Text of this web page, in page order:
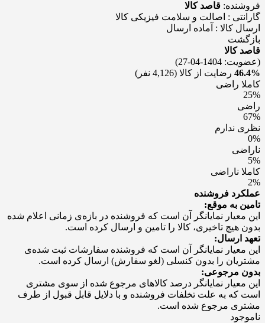
فروشنده: قاصد کالا
گارانتی : اصالت و سلامت فيزيکی کالا
ارسال کالا : آماده ارسال
بازگشت
قاصد کالا
(عضویت: 1404-04-27)
46.4% رضایت از کالا (4,126 نفر)
کاملا راضی
25%
راضی
67%
نظری ندارم
0%
ناراضی
5%
کاملا ناراضی
2%
عملکرد فروشنده
تامین به موقع:
این معیار نمایانگر آن است که فروشنده در بازه‌ی زمانی اعلام شده
بدون هیچ تاخیری، کالا را تامین و ارسال کرده است.
تعهد ارسال:
این معیار نمایانگر آن است که فروشنده سفارشات ثبت شده‌ی
مشتریان را بدون کنسلی (لغو سفارش) ارسال کرده است.
بدون مرجوعی:
این معیار نمایانگر درصد کالاهای مرجوع شده از سوی مشتری
است که به علت تخلفات فروشنده و با دلایل قابل قبول از طرف
مشتری مرجوع شده است.
ناموجود